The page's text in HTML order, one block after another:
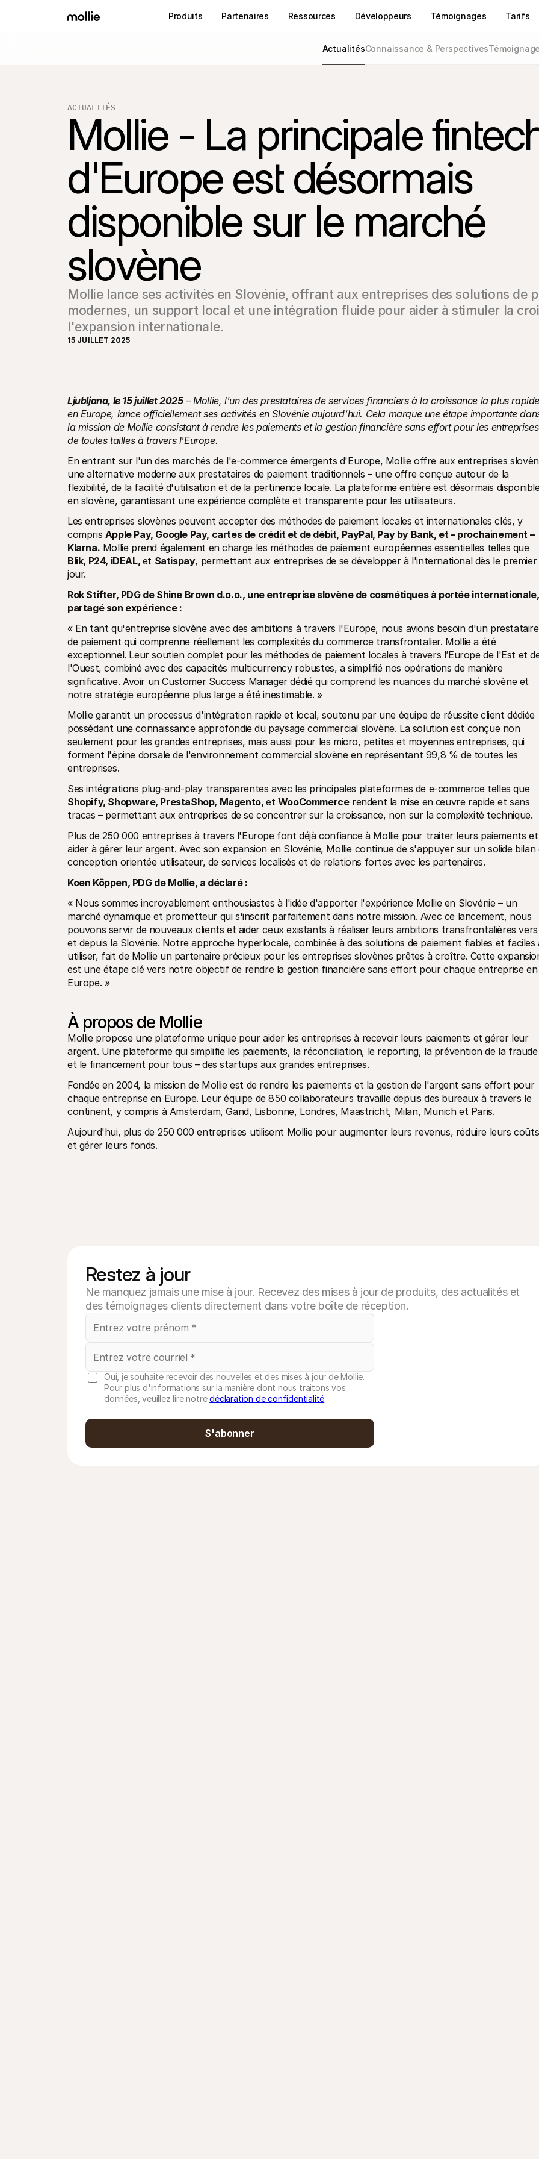
Produits Partenaires Ressources Développeurs Témoignages Tarifs
ActualitésConnaissance & Perspectives
ACTUALITÉS
Mollie - La principale
d'Europe est désormais
disponible sur le marché
slovène
Mollie lance ses activités en Slovénie, offrant aux entreprises des solutions de
modernes, un support local et une intégration fluide pour aider à stimuler la
l'expansion internationale.
15 JUILLET 2025
Ljubljana, le 15 juillet 2025 – Mollie, l'un des prestataires de services financiers à la croissance la plus rapide
en Europe, lance officiellement ses activités en Slovénie aujourd’hui. Cela marque une étape importante
la mission de Mollie consistant à rendre les paiements et la gestion financière sans effort pour les entreprises
de toutes tailles à travers l'Europe.
En entrant sur l'un des marchés de l'e-commerce émergents d'Europe, Mollie offre aux entreprises
une alternative moderne aux prestataires de paiement traditionnels – une offre conçue autour de la
flexibilité, de la facilité d'utilisation et de la pertinence locale. La plateforme entière est désormais
en slovène, garantissant une expérience complète et transparente pour les utilisateurs.
Les entreprises slovènes peuvent accepter des méthodes de paiement locales et internationales clés, y
compris Apple Pay, Google Pay, cartes de crédit et de débit, PayPal, Pay by Bank, et – prochainement –
Klarna.
Mollie prend également en charge les méthodes de paiement européennes essentielles telles que
Blik, P24, iDEAL, et Satispay, permettant aux entreprises de se développer à l'international dès le premier
jour.
Rok Stifter, PDG de Shine Brown d.o.o., une entreprise slovène de cosmétiques à portée
partagé son expérience :
« En tant qu'entreprise slovène avec des ambitions à travers l'Europe, nous avions besoin d'un prestataire
de paiement qui comprenne réellement les complexités du commerce transfrontalier. Mollie a été
exceptionnel. Leur soutien complet pour les méthodes de paiement locales à travers l’Europe de l'Est et
l'Ouest, combiné avec des capacités multicurrency robustes, a simplifié nos opérations de manière
significative. Avoir un Customer Success Manager dédié qui comprend les nuances du marché slovène et
notre stratégie européenne plus large a été inestimable. »
Mollie garantit un processus d'intégration rapide et local, soutenu par une équipe de réussite client dédiée
possédant une connaissance approfondie du paysage commercial slovène. La solution est conçue non
seulement pour les grandes entreprises, mais aussi pour les micro, petites et moyennes entreprises, qui
forment l'épine dorsale de l'environnement commercial slovène en représentant 99,8 % de toutes les
entreprises.
Ses intégrations plug-and-play transparentes avec les principales plateformes de e-commerce telles que
Shopify, Shopware, PrestaShop, Magento, et WooCommerce rendent la mise en œuvre rapide et sans
tracas – permettant aux entreprises de se concentrer sur la croissance, non sur la complexité technique.
Plus de 250 000 entreprises à travers l'Europe font déjà confiance à Mollie pour traiter leurs paiements et
aider à gérer leur argent. Avec son expansion en Slovénie, Mollie continue de s'appuyer sur un solide bilan
conception orientée utilisateur, de services localisés et de relations fortes avec les partenaires.
Koen Köppen, PDG de Mollie, a déclaré :
« Nous sommes incroyablement enthousiastes à l'idée d'apporter l'expérience Mollie en Slovénie – un
marché dynamique et prometteur qui s'inscrit parfaitement dans notre mission. Avec ce lancement, nous
pouvons servir de nouveaux clients et aider ceux existants à réaliser leurs ambitions transfrontalières vers
et depuis la Slovénie. Notre approche hyperlocale, combinée à des solutions de paiement fiables et faciles
utiliser, fait de Mollie un partenaire précieux pour les entreprises slovènes prêtes à croître. Cette
est une étape clé vers notre objectif de rendre la gestion financière sans effort pour chaque entreprise en
Europe. »
À propos de Mollie
Mollie propose une plateforme unique pour aider les entreprises à recevoir leurs paiements et gérer leur
argent. Une plateforme qui simplifie les paiements, la réconciliation, le reporting, la prévention de la fraude
et le financement pour tous – des startups aux grandes entreprises.
Fondée en 2004, la mission de Mollie est de rendre les paiements et la gestion de l'argent sans effort pour
chaque entreprise en Europe. Leur équipe de 850 collaborateurs travaille depuis des bureaux à travers le
continent, y compris à Amsterdam, Gand, Lisbonne, Londres, Maastricht, Milan, Munich et Paris.
Aujourd'hui, plus de 250 000 entreprises utilisent Mollie pour augmenter leurs revenus, réduire leurs coûts
et gérer leurs fonds.
Restez à jour
Ne manquez jamais une mise à jour. Recevez des mises à jour de produits, des actualités et
des témoignages clients directement dans votre boîte de réception.
Oui, je souhaite recevoir des nouvelles et des mises à jour de Mollie.
Pour plus d'informations sur la manière dont nous traitons vos
données, veuillez lire notredéclaration de confidentialité.
S'abonner